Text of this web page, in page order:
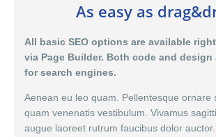
As easy as
All basic SEO options are available
via Page Builder. Both code and design
for search engines.
Aenean eu leo quam. Pellentesque ornare
quam venenatis vestibulum. Vivamus
augue laoreet rutrum faucibus dolor